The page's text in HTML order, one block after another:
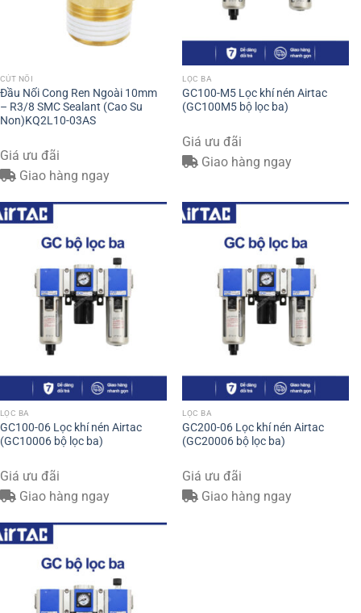
CÚT NỐI
Đầu Nối Cong Ren Ngoài 10mm
– R3/8 SMC Sealant (Cao Su
Non)KQ2L10-03AS
Giá ưu đãi
Giao hàng ngay
LỌC BA
GC100-M5 Lọc khí nén Airtac
(GC100M5 bộ lọc ba)
Giá ưu đãi
Giao hàng ngay
LỌC BA
GC100-06 Lọc khí nén Airtac
(GC10006 bộ lọc ba)
Giá ưu đãi
Giao hàng ngay
LỌC BA
GC200-06 Lọc khí nén Airtac
(GC20006 bộ lọc ba)
Giá ưu đãi
Giao hàng ngay